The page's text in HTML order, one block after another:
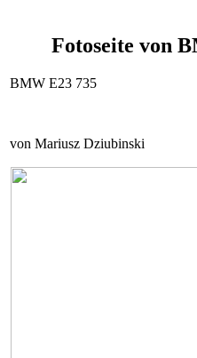
Fotoseite von
BMW E23 735
von Mariusz Dziubinski